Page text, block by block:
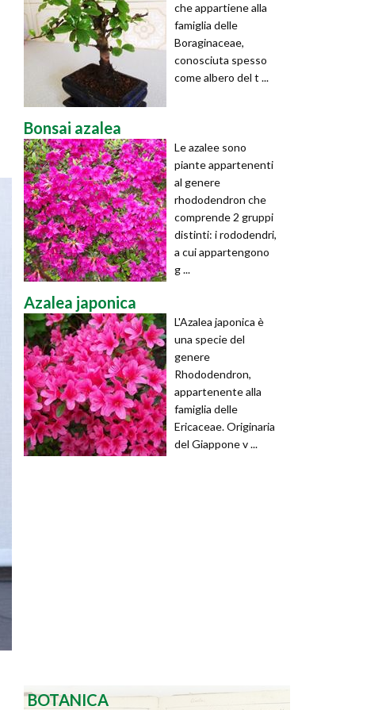
che appartiene alla
famiglia delle
Boraginaceae,
conosciuta spesso
come albero del t ...
Bonsai azalea
Le azalee sono
piante appartenenti
al genere
rhododendron che
comprende 2 gruppi
distinti: i rododendri,
a cui appartengono
g ...
Azalea japonica
L'Azalea japonica è
una specie del
genere
Rhododendron,
appartenente alla
famiglia delle
Ericaceae. Originaria
del Giappone v ...
BOTANICA